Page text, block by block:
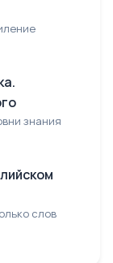
знания
слов